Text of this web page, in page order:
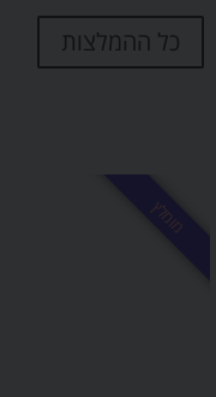
כל ההמלצות
מומלץ